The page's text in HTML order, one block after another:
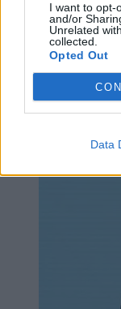
I want to opt-
and/or
Unrelated
collected.
Opted Out
Data